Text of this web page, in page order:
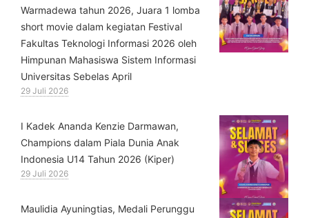
Warmadewa tahun 2026, Juara 1 lomba
short movie dalam kegiatan Festival
Fakultas Teknologi Informasi 2026 oleh
Himpunan Mahasiswa Sistem Informasi
Universitas Sebelas April
29 Juli 2026
⁠I Kadek Ananda Kenzie Darmawan,
Champions dalam Piala Dunia Anak
Indonesia U14 Tahun 2026 (Kiper)
29 Juli 2026
⁠Maulidia Ayuningtias, Medali Perunggu